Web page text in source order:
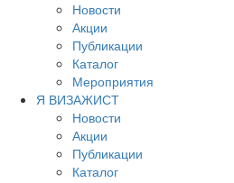
Новости
Акции
Публикации
Каталог
Мероприятия
Я ВИЗАЖИСТ
Новости
Акции
Публикации
Каталог